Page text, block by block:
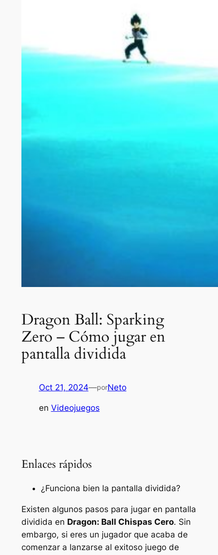
Dragon Ball: Sparking
Zero – Cómo jugar en
pantalla dividida
Oct 21, 2024—porNeto
en Videojuegos
Enlaces rápidos
¿Funciona bien la pantalla dividida?
Existen algunos pasos para jugar en pantalla
dividida en Dragon: Ball Chispas Cero. Sin
embargo, si eres un jugador que acaba de
comenzar a lanzarse al exitoso juego de